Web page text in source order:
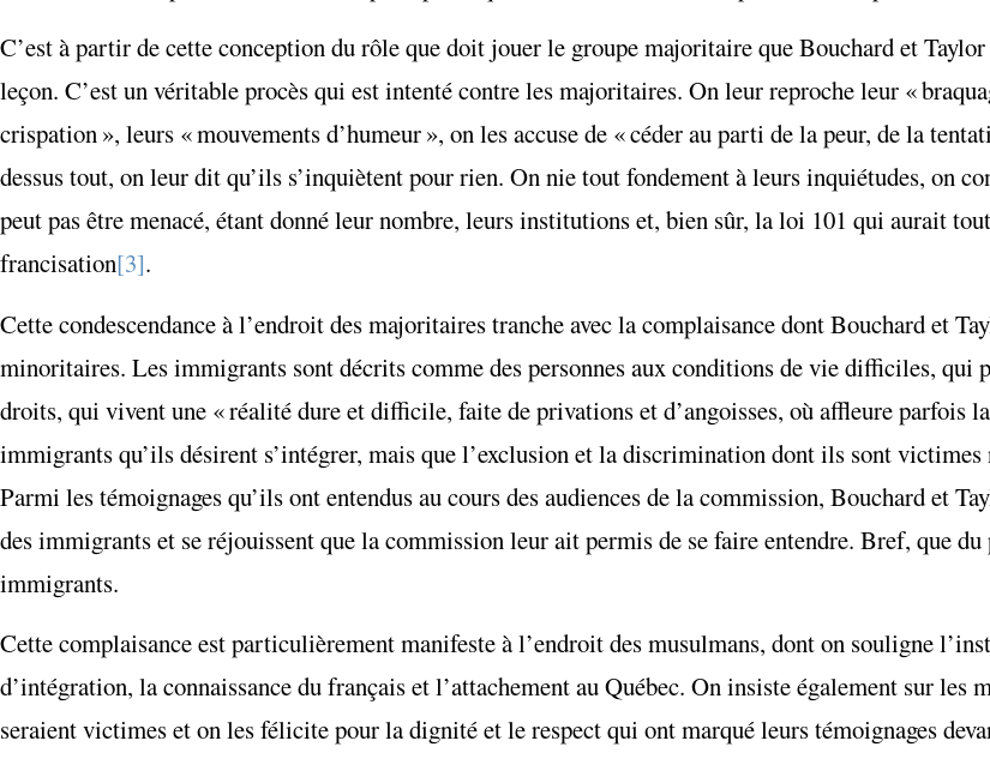
C’est à partir de cette conception du rôle que doit jouer le groupe majoritaire que Bouchard et
leçon. C’est un véritable procès qui est intenté contre les majoritaires. On leur reproche leur «
crispation », leurs « mouvements d’humeur », on les accuse de « céder au parti de la peur, de la
dessus tout, on leur dit qu’ils s’inquiètent pour rien. On nie tout fondement à leurs inquiétudes, on
peut pas être menacé, étant donné leur nombre, leurs institutions et, bien sûr, la loi 101 qui aurait
francisation[3].
Cette condescendance à l’endroit des majoritaires tranche avec la complaisance dont Bouchard et
minoritaires. Les immigrants sont décrits comme des personnes aux conditions de vie difficiles, qui
droits, qui vivent une « réalité dure et difficile, faite de privations et d’angoisses, où affleure parfois
immigrants qu’ils désirent s’intégrer, mais que l’exclusion et la discrimination dont ils sont
Parmi les témoignages qu’ils ont entendus au cours des audiences de la commission, Bouchard et
des immigrants et se réjouissent que la commission leur ait permis de se faire entendre. Bref, que
immigrants.
Cette complaisance est particulièrement manifeste à l’endroit des musulmans, dont on souligne
d’intégration, la connaissance du français et l’attachement au Québec. On insiste également sur
seraient victimes et on les félicite pour la dignité et le respect qui ont marqué leurs témoignages